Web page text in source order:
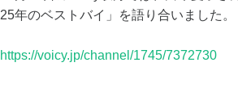
25年のベストバイ」を語り合いました。
https://voicy.jp/channel/1745/7372730